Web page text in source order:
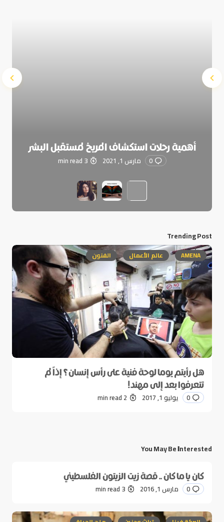
أهمية رحلات استكشاف المريخ لمستقبل البشر
0 مارس 1, 2021 3 min read
Trending Post
AMENA عالم الأعمال الفنون
هل رأيتم يوما لوحة فنية على رأس إنسان؟ إذاً لم
تتعرفوا بعد إلى مهند!
0 يوليو 1, 2017 2 min read
You May Be Interested
كان يا ما كان .. قصة زيت الزيتون الفلسطيني
0 مارس 1, 2016 3 min read